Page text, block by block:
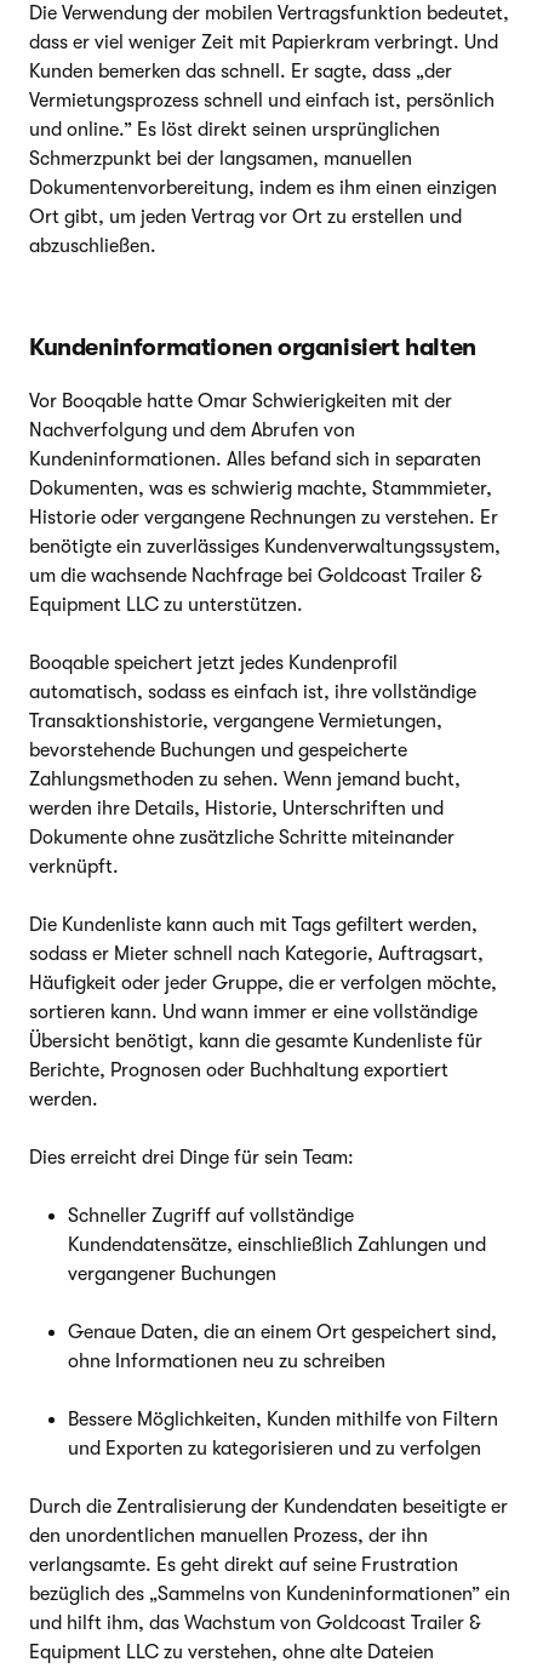
Die Verwendung der mobilen Vertragsfunktion bedeutet,
dass er viel weniger Zeit mit Papierkram verbringt. Und
Kunden bemerken das schnell. Er sagte, dass „der
Vermietungsprozess schnell und einfach ist, persönlich
und online.” Es löst direkt seinen ursprünglichen
Schmerzpunkt bei der langsamen, manuellen
Dokumentenvorbereitung, indem es ihm einen einzigen
Ort gibt, um jeden Vertrag vor Ort zu erstellen und
abzuschließen.
Kundeninformationen organisiert halten
Vor Booqable hatte Omar Schwierigkeiten mit der
Nachverfolgung und dem Abrufen von
Kundeninformationen. Alles befand sich in separaten
Dokumenten, was es schwierig machte, Stammmieter,
Historie oder vergangene Rechnungen zu verstehen. Er
benötigte ein zuverlässiges Kundenverwaltungssystem,
um die wachsende Nachfrage bei Goldcoast Trailer &
Equipment LLC zu unterstützen.
Booqable speichert jetzt jedes Kundenprofil
automatisch, sodass es einfach ist, ihre vollständige
Transaktionshistorie, vergangene Vermietungen,
bevorstehende Buchungen und gespeicherte
Zahlungsmethoden zu sehen. Wenn jemand bucht,
werden ihre Details, Historie, Unterschriften und
Dokumente ohne zusätzliche Schritte miteinander
verknüpft.
Die Kundenliste kann auch mit Tags gefiltert werden,
sodass er Mieter schnell nach Kategorie, Auftragsart,
Häufigkeit oder jeder Gruppe, die er verfolgen möchte,
sortieren kann. Und wann immer er eine vollständige
Übersicht benötigt, kann die gesamte Kundenliste für
Berichte, Prognosen oder Buchhaltung exportiert
werden.
Dies erreicht drei Dinge für sein Team:
Schneller Zugriff auf vollständige
Kundendatensätze, einschließlich Zahlungen und
vergangener Buchungen
Genaue Daten, die an einem Ort gespeichert sind,
ohne Informationen neu zu schreiben
Bessere Möglichkeiten, Kunden mithilfe von Filtern
und Exporten zu kategorisieren und zu verfolgen
Durch die Zentralisierung der Kundendaten beseitigte er
den unordentlichen manuellen Prozess, der ihn
verlangsamte. Es geht direkt auf seine Frustration
bezüglich des „Sammelns von Kundeninformationen” ein
und hilft ihm, das Wachstum von Goldcoast Trailer &
Equipment LLC zu verstehen, ohne alte Dateien